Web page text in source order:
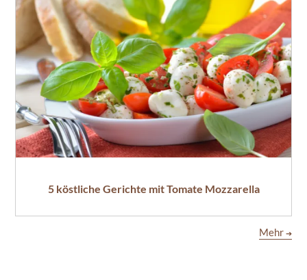
5 köstliche Gerichte mit Tomate Mozzarella
Mehr ➔